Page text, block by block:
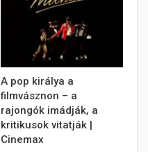
A pop királya a
filmvásznon – a
rajongók imádják, a
kritikusok vitatják |
Cinemax